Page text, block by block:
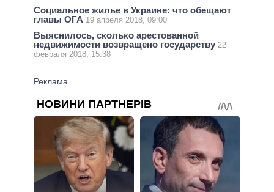
Социальное жилье в Украине: что обещают
главы ОГА 19 апреля 2018, 09:00
Выяснилось, сколько арестованной
недвижимости возвращено государству 22
февраля 2018, 15:38